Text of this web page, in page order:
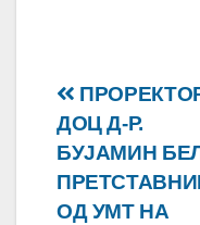
на
напис
ДОЦ Д-Р.
БУЈАМИН
ОД УМТ НА